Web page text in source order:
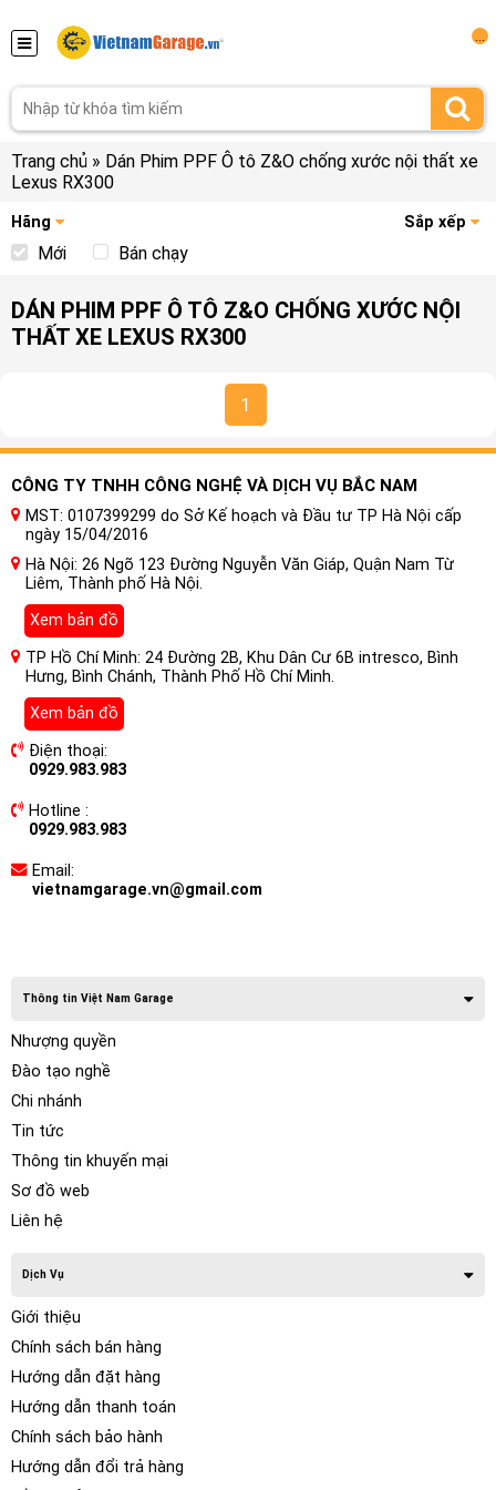
Trang chủ » Dán Phim PPF Ô tô Z&O chống xước nội thất xe
Lexus RX300
Hãng Sắp xếp
Mới Bán chạy
DÁN PHIM PPF Ô TÔ Z&O CHỐNG XƯỚC NỘI
THẤT XE LEXUS RX300
1
CÔNG TY TNHH CÔNG NGHỆ VÀ DỊCH VỤ BẮC NAM
MST: 0107399299 do Sở Kế hoạch và Đầu tư TP Hà Nội cấp
ngày 15/04/2016
Hà Nội: 26 Ngõ 123 Đường Nguyễn Văn Giáp, Quận Nam Từ
Liêm, Thành phố Hà Nội.
Xem bản đồ
TP Hồ Chí Minh: 24 Đường 2B, Khu Dân Cư 6B intresco, Bình
Hưng, Bình Chánh, Thành Phố Hồ Chí Minh.
Xem bản đồ
Điện thoại:
0929.983.983
Hotline :
0929.983.983
Email:
vietnamgarage.vn@gmail.com
Thông tin Việt Nam Garage
Nhượng quyền
Đào tạo nghề
Chi nhánh
Tin tức
Thông tin khuyến mại
Sơ đồ web
Liên hệ
Dịch Vụ
Giới thiệu
Chính sách bán hàng
Hướng dẫn đặt hàng
Hướng dẫn thanh toán
Chính sách bảo hành
Hướng dẫn đổi trả hàng